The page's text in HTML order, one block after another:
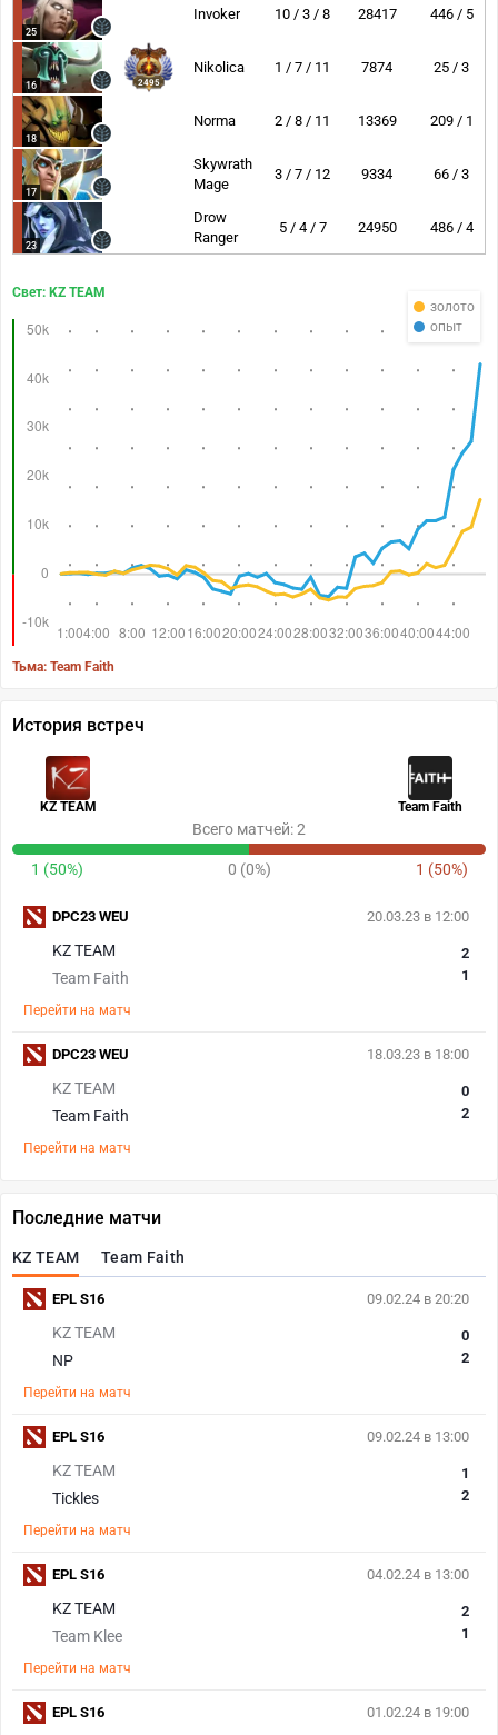
25
Invoker 10 / 3 / 8 28417 446 / 5
16 2495
Nikolica 1 / 7 / 11 7874 25 / 3
18
Norma 2 / 8 / 11 13369 209 / 1
17
Skywrath
Mage
3 / 7 / 12 9334 66 / 3
23
Drow
Ranger
5 / 4 / 7 24950 486 / 4
золото
опыт
Свет: KZ TEAM
Тьма: Team Faith
История встреч
KZ TEAM Team Faith
Всего матчей: 2
1 (50%) 0 (0%) 1 (50%)
20.03.23 в 12:00
KZ TEAM
Team Faith
2
1
Перейти на матч
DPC23 WEU
18.03.23 в 18:00
KZ TEAM
Team Faith
0
2
Перейти на матч
DPC23 WEU
Последние матчи
KZ TEAM Team Faith
09.02.24 в 20:20
KZ TEAM
NP
0
2
Перейти на матч
EPL S16
09.02.24 в 13:00
KZ TEAM
Tickles
1
2
Перейти на матч
EPL S16
04.02.24 в 13:00
KZ TEAM
Team Klee
2
1
Перейти на матч
EPL S16
01.02.24 в 19:00
EPL S16